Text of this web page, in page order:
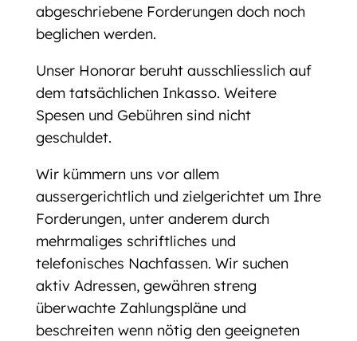
abgeschriebene Forderungen doch noch
beglichen werden.
Unser Honorar beruht ausschliesslich auf
dem tatsächlichen Inkasso. Weitere
Spesen und Gebühren sind nicht
geschuldet.
Wir kümmern uns vor allem
aussergerichtlich und zielgerichtet um Ihre
Forderungen, unter anderem durch
mehrmaliges schriftliches und
telefonisches Nachfassen. Wir suchen
aktiv Adressen, gewähren streng
überwachte Zahlungspläne und
beschreiten wenn nötig den geeigneten